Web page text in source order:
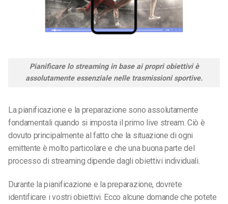
Pianificare lo streaming in base ai propri obiettivi è
assolutamente essenziale nelle trasmissioni sportive.
La pianificazione e la preparazione sono assolutamente
fondamentali quando si imposta il primo live stream. Ciò è
dovuto principalmente al fatto che la situazione di ogni
emittente è molto particolare e che una buona parte del
processo di streaming dipende dagli obiettivi individuali.
Durante la pianificazione e la preparazione, dovrete
identificare i vostri obiettivi. Ecco alcune domande che potete